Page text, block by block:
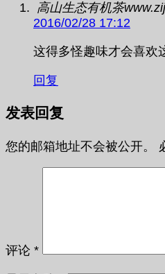
高山生态有机茶
2016/02/28 17:12
这得多怪趣味才会喜欢
回复
发表回复
您的邮箱地址不会被公开。
评论 *